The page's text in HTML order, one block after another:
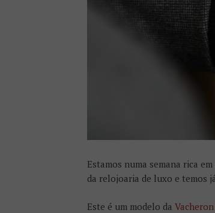
Estamos numa semana rica
da relojoaria de luxo e temos
Este é um modelo da